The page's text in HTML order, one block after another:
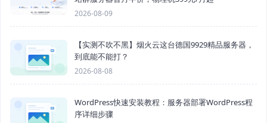
2026-08-09
【实测不吹不黑】烟火云这台德国9929精品服务器，
到底能不能打？
2026-08-08
WordPress快速安装教程：服务器部署WordPress程
序详细步骤